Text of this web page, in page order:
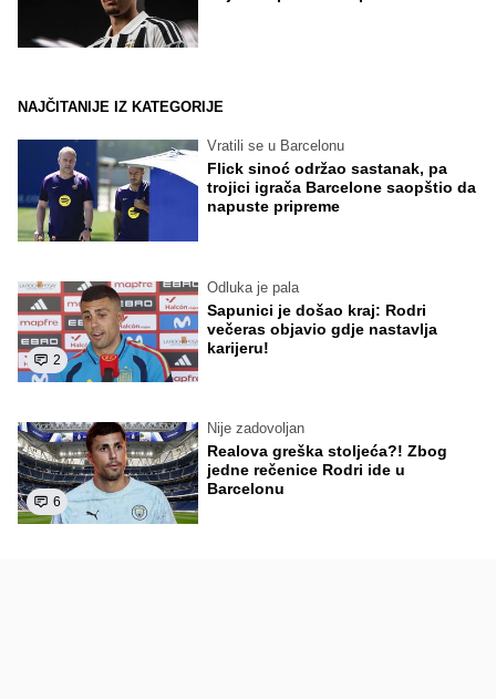
NAJČITANIJE IZ KATEGORIJE
Vratili se u Barcelonu
Flick sinoć održao sastanak, pa
trojici igrača Barcelone saopštio da
napuste pripreme
2
Odluka je pala
Sapunici je došao kraj: Rodri
večeras objavio gdje nastavlja
karijeru!
6
Nije zadovoljan
Realova greška stoljeća?! Zbog
jedne rečenice Rodri ide u
Barcelonu